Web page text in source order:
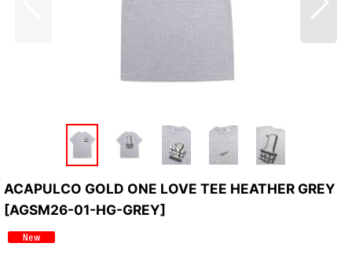
ACAPULCO GOLD ONE LOVE TEE HEATHER GREY
[AGSM26-01-HG-GREY]